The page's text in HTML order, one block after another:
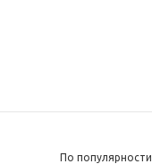
По популярности